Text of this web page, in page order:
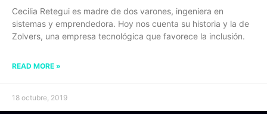
Cecilia Retegui es madre de dos varones, ingeniera en
sistemas y emprendedora. Hoy nos cuenta su historia y la de
Zolvers, una empresa tecnológica que favorece la inclusión.
READ MORE »
18 octubre, 2019